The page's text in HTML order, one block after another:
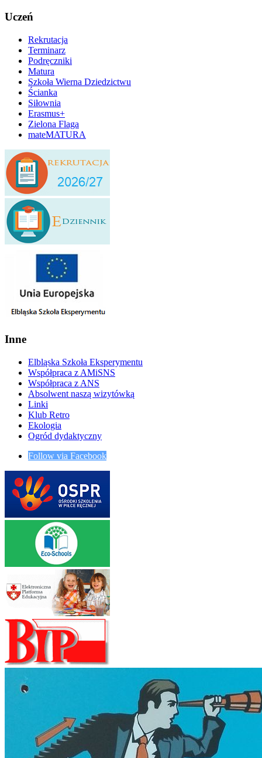
Uczeń
Rekrutacja
Terminarz
Podręczniki
Matura
Szkoła Wierna Dziedzictwu
Ścianka
Siłownia
Erasmus+
Zielona Flaga
mateMATURA
Inne
Elbląska Szkoła Eksperymentu
Współpraca z AMiSNS
Współpraca z ANS
Absolwent naszą wizytówką
Linki
Klub Retro
Ekologia
Ogród dydaktyczny
Follow via Facebook